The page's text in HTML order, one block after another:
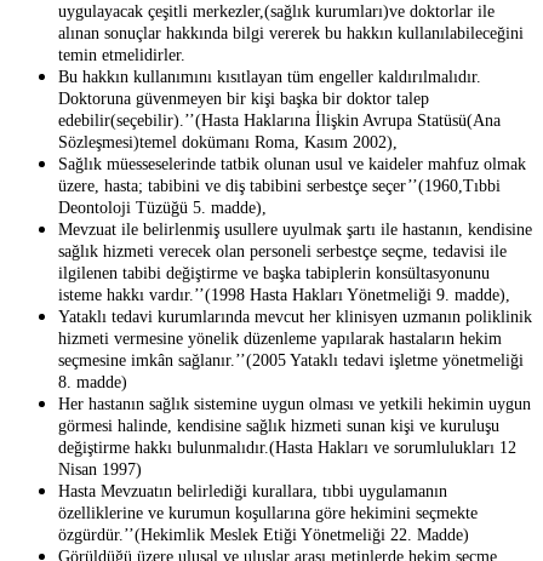
uygulayacak çeşitli merkezler,(sağlık kurumları)ve doktorlar ile
alınan sonuçlar hakkında bilgi vererek bu hakkın kullanılabileceğini
temin etmelidirler.
Bu hakkın kullanımını kısıtlayan tüm engeller kaldırılmalıdır.
Doktoruna güvenmeyen bir kişi başka bir doktor talep
edebilir(seçebilir).’’(Hasta Haklarına İlişkin Avrupa Statüsü(Ana
Sözleşmesi)temel dokümanı Roma, Kasım 2002),
Sağlık müesseselerinde tatbik olunan usul ve kaideler mahfuz olmak
üzere, hasta; tabibini ve diş tabibini serbestçe seçer’’(1960,Tıbbi
Deontoloji Tüzüğü 5. madde),
Mevzuat ile belirlenmiş usullere uyulmak şartı ile hastanın, kendisine
sağlık hizmeti verecek olan personeli serbestçe seçme, tedavisi ile
ilgilenen tabibi değiştirme ve başka tabiplerin konsültasyonunu
isteme hakkı vardır.’’(1998 Hasta Hakları Yönetmeliği 9. madde),
Yataklı tedavi kurumlarında mevcut her klinisyen uzmanın poliklinik
hizmeti vermesine yönelik düzenleme yapılarak hastaların hekim
seçmesine imkân sağlanır.’’(2005 Yataklı tedavi işletme yönetmeliği
8. madde)
Her hastanın sağlık sistemine uygun olması ve yetkili hekimin uygun
görmesi halinde, kendisine sağlık hizmeti sunan kişi ve kuruluşu
değiştirme hakkı bulunmalıdır.(Hasta Hakları ve sorumlulukları 12
Nisan 1997)
Hasta Mevzuatın belirlediği kurallara, tıbbi uygulamanın
özelliklerine ve kurumun koşullarına göre hekimini seçmekte
özgürdür.’’(Hekimlik Meslek Etiği Yönetmeliği 22. Madde)
Görüldüğü üzere ulusal ve uluslar arası metinlerde,hekim seçme